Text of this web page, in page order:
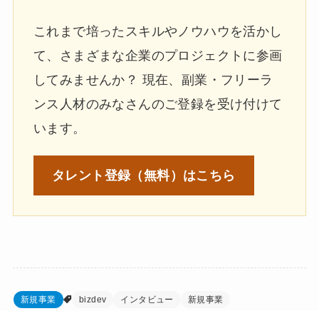
これまで培ったスキルやノウハウを活かし
て、さまざまな企業のプロジェクトに参画
してみませんか？ 現在、副業・フリーラ
ンス人材のみなさんのご登録を受け付けて
います。
タレント登録（無料）はこちら
新規事業 bizdev インタビュー 新規事業